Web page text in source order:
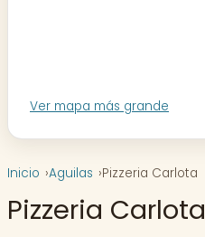
Ver mapa más grande
Inicio Aguilas Pizzeria Carlota
Pizzeria Carlota